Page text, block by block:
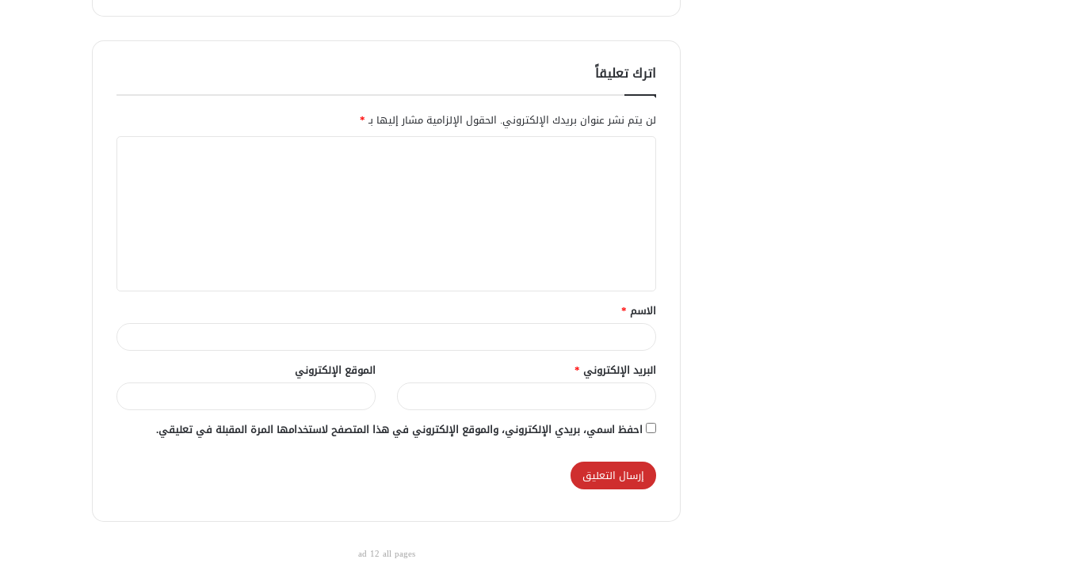
اترك تعليقاً
لن يتم نشر عنوان بريدك الإلكتروني. الحقول الإلزامية مشار إليها بـ*
ق
*
الاسم *
البريد الإلكتروني * الموقع الإلكتروني
احفظ اسمي، بريدي الإلكتروني، والموقع الإلكتروني في هذا المتصفح لاستخدامها المرة المقبلة في تعليقي.
ad 12 all pages